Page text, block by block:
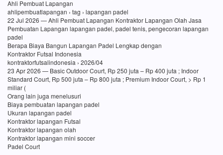
Ahli Pembuat Lapangan
ahlipembuatlapangan › tag › lapangan padel
22 Jul 2026 — Ahli Pembuat Lapangan Kontraktor Lapangan Olah Jasa
Pembuatan Lapangan lapangan padel, padel tenis, pengecoran lapangan
padel
Berapa Biaya Bangun Lapangan Padel Lengkap dengan
Kontraktor Futsal Indonesia
kontraktorfutsalindonesia › 2026/04
23 Apr 2026 — Basic Outdoor Court, Rp 250 juta – Rp 400 juta ; Indoor
Standard Court, Rp 500 juta – Rp 800 juta ; Premium Indoor Court, > Rp 1
miliar (
Orang lain juga menelusuri
Biaya pembuatan lapangan padel
Ukuran lapangan padel
Kontraktor lapangan Futsal
Kontraktor lapangan olah
Kontraktor lapangan mini soccer
Padel Court